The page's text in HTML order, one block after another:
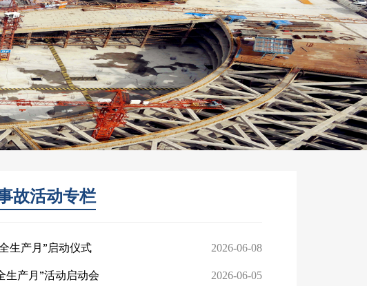
故活动专栏
生产月”启动仪式 2026-06-08
生产月”活动启动会 2026-06-05